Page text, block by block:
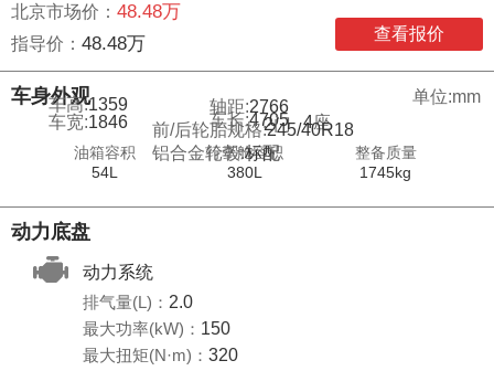
北京市场价： 48.48万
指导价： 48.48万 查看报价
车身外观
单位:mm
车长:4705
车宽:1846 4座
2门
车高:1359 轴距:2766
前/后轮胎规格:245/40R18
铝合金轮毂:标配
油箱容积
54L
行李舱容积
380L
整备质量
1745kg
动力底盘
动力系统
排气量(L)： 2.0
最大功率(kW)： 150
最大扭矩(N·m)： 320